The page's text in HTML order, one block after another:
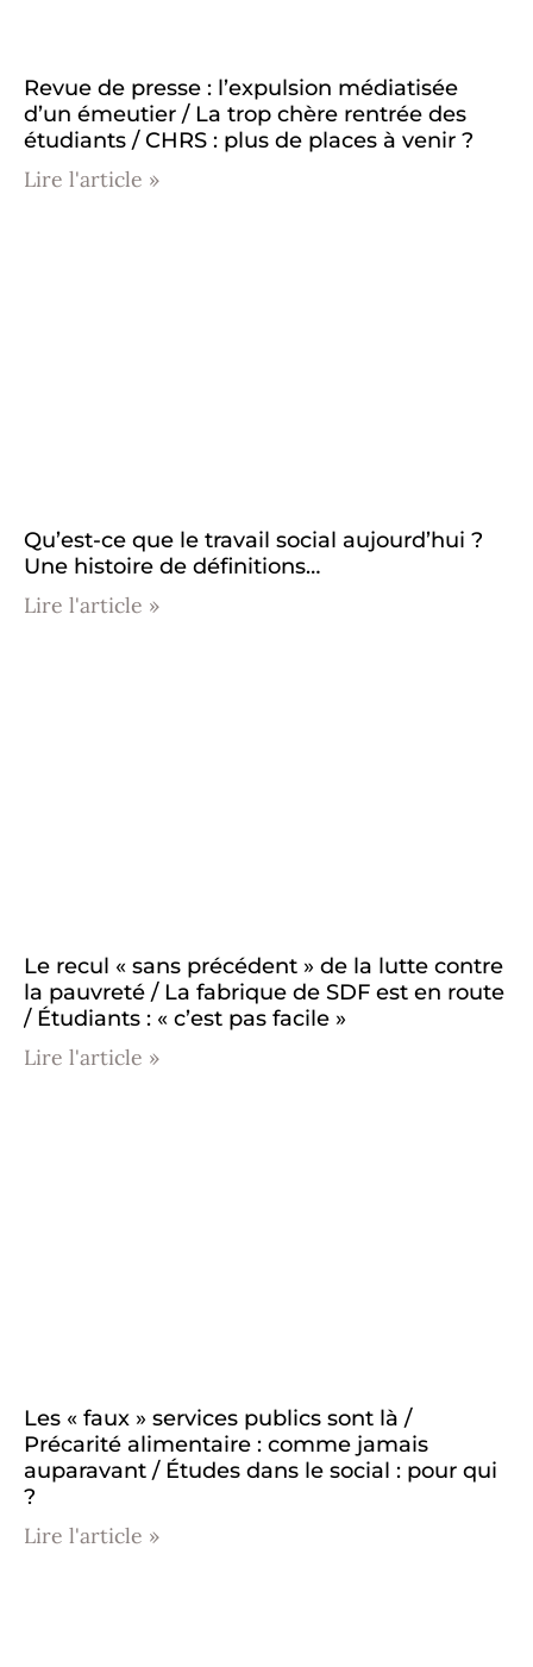
Revue de presse : l’expulsion médiatisée
d’un émeutier / La trop chère rentrée des
étudiants / CHRS : plus de places à venir ?
Lire l'article »
Qu’est-ce que le travail social aujourd’hui ?
Une histoire de définitions…
Lire l'article »
Le recul « sans précédent » de la lutte contre
la pauvreté / La fabrique de SDF est en route
/ Étudiants : « c’est pas facile »
Lire l'article »
Les « faux » services publics sont là /
Précarité alimentaire : comme jamais
auparavant / Études dans le social : pour qui
?
Lire l'article »